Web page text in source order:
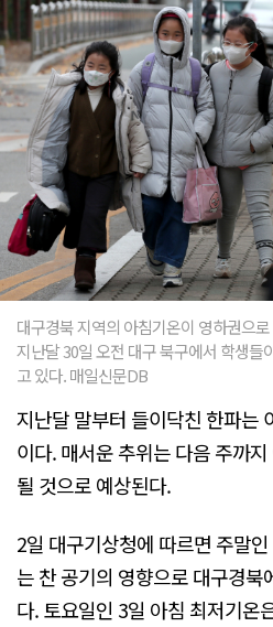
대구경북 지역의 아침기온이 영하권으
지난달 30일 오전 대구 북구에서 학생들
고 있다. 매일신문DB
지난달 말부터 들이닥친 한파는
이다. 매서운 추위는 다음 주까
될 것으로 예상된다.
2일 대구기상청에 따르면 주말
는 찬 공기의 영향으로 대구경
다. 토요일인 3일 아침 최저기